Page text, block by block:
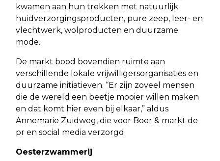
kwamen aan hun trekken met natuurlijk
huidverzorgingsproducten, pure zeep, leer- en
vlechtwerk, wolproducten en duurzame
mode.
De markt bood bovendien ruimte aan
verschillende lokale vrijwilligersorganisaties en
duurzame initiatieven. “Er zijn zoveel mensen
die de wereld een beetje mooier willen maken
en dat komt hier even bij elkaar,” aldus
Annemarie Zuidweg, die voor Boer & markt de
pr en social media verzorgd.
Oesterzwammerij